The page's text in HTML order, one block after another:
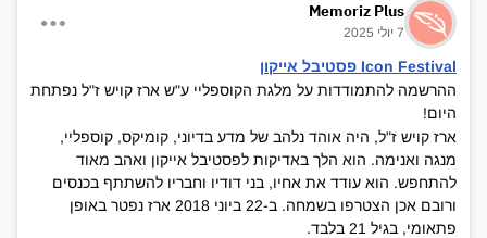
Memoriz Plus
7 יולי 2025
Icon Festival פסטיבל אייקון
ההרשמה להתמודדות על מלגת הקוספליי ע"ש ארז קויש ז"ל נפתחת
היום!
ארז קויש ז"ל, היה אוהד נלהב של מדע בדיוני, קומיקס, קוספליי,
מנגה ואנימה. הוא הלך באדיקות לפסטיבל אייקון ואהב מאוד
להתחפש. הוא עודד את אחיו, בני דודיו וחבריו להשתתף בכנסים
ורובם אכן הצטרפו בשמחה. ב-22 ביוני 2018 ארז נפטר באופן
פתאומי, בגיל 21 בלבד.